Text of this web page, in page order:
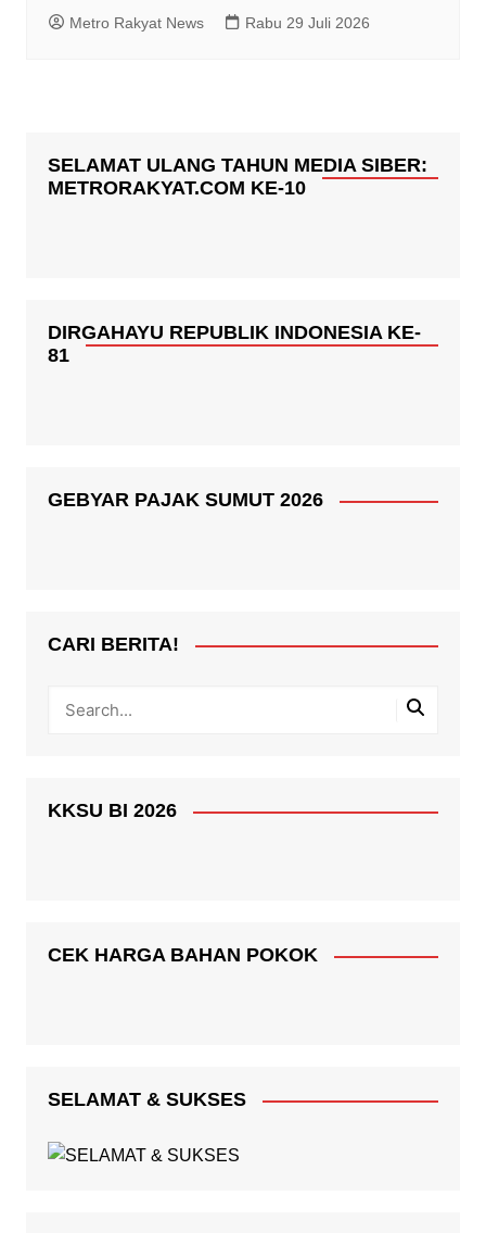
Metro Rakyat News Rabu 29 Juli 2026
SELAMAT ULANG TAHUN MEDIA SIBER:
METRORAKYAT.COM KE-10
DIRGAHAYU REPUBLIK INDONESIA KE-
81
GEBYAR PAJAK SUMUT 2026
CARI BERITA!
KKSU BI 2026
CEK HARGA BAHAN POKOK
SELAMAT & SUKSES